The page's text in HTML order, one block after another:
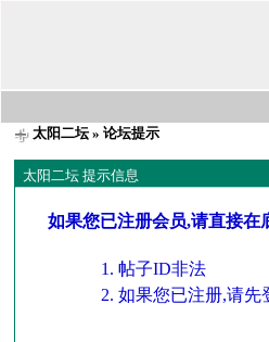
太阳二坛» 论坛提示
太阳二坛 提示信息
如果您已注册会员,请直接在
帖子ID非法
如果您已注册,请先